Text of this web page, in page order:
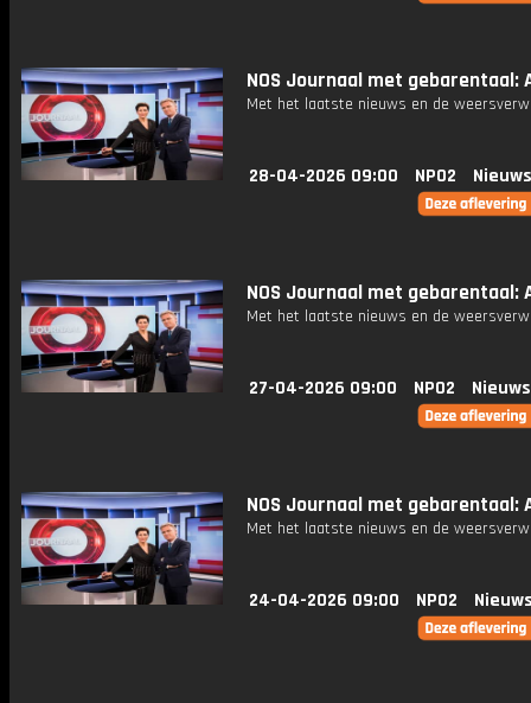
NOS Journaal met gebarentaal:
Met het laatste nieuws en de
28-04-2026 09:00 NPO2
NOS Journaal met gebarentaal:
Met het laatste nieuws en de
27-04-2026 09:00 NPO2
NOS Journaal met gebarentaal:
Met het laatste nieuws en de
24-04-2026 09:00 NPO2